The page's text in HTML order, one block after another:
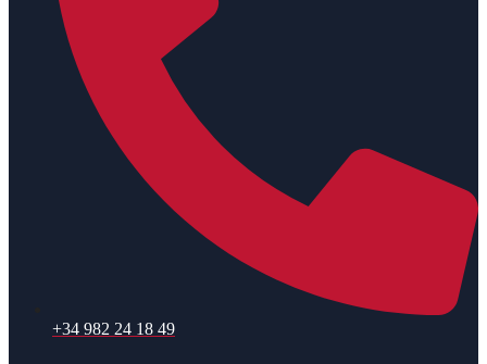
+34 982 24 18 49